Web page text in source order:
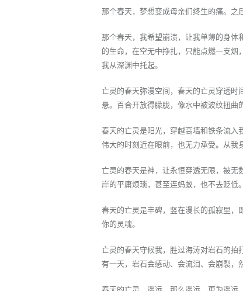
那个春天，梦想变成母亲们终生的痛。之
那个春天，我希望崩溃，让我单薄的身
的生命，在空无中挣扎，只能点燃一支
我从深渊中托起。
亡灵的春天弥漫空间，春天的亡灵穿透
悬。百合开放得朦胧，像水中被波纹扭曲
春天的亡灵是阳光，穿越高墙和铁条流
伟大的时刻近在眼前，也无力承受。从我
亡灵的春天是神，让永恒穿透无限，被
岸的平庸烦琐，甚至连蚂蚁，也不去贬低。
春天的亡灵是丰碑，竖在漫长的孤寂里
你的灵魂。
亡灵的春天守候我，胜过海涛对岩石的
有一天，岩石会感动、会流泪、会崩裂，